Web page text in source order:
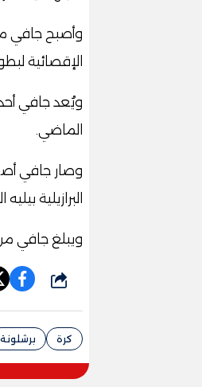
وأصبح جافي
الإقصائية
ويُعد جافي
الماضي.
وصار جافي
البرازيلية بيليه
ويبلغ جافي من العمر 18 عامًا و123 يومًا، ويشارك
شارك
كرة برشلونة